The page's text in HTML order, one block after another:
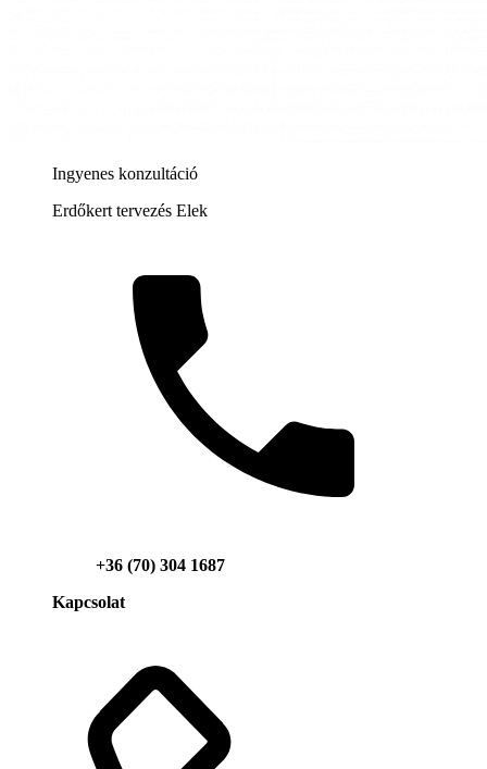
Ingyenes konzultáció
Erdőkert tervezés Elek
+36 (70) 304 1687
Kapcsolat